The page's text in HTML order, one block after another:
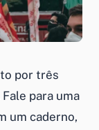
por três
para uma
um caderno,